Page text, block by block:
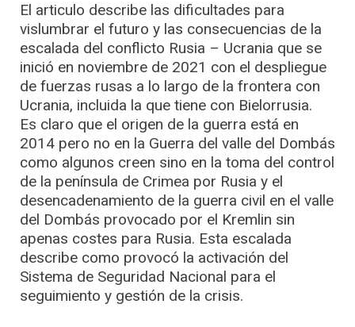
El articulo describe las dificultades para
vislumbrar el futuro y las consecuencias de la
escalada del conflicto Rusia – Ucrania que se
inició en noviembre de 2021 con el despliegue
de fuerzas rusas a lo largo de la frontera con
Ucrania, incluida la que tiene con Bielorrusia.
Es claro que el origen de la guerra está en
2014 pero no en la Guerra del valle del Dombás
como algunos creen sino en la toma del control
de la península de Crimea por Rusia y el
desencadenamiento de la guerra civil en el valle
del Dombás provocado por el Kremlin sin
apenas costes para Rusia. Esta escalada
describe como provocó la activación del
Sistema de Seguridad Nacional para el
seguimiento y gestión de la crisis.